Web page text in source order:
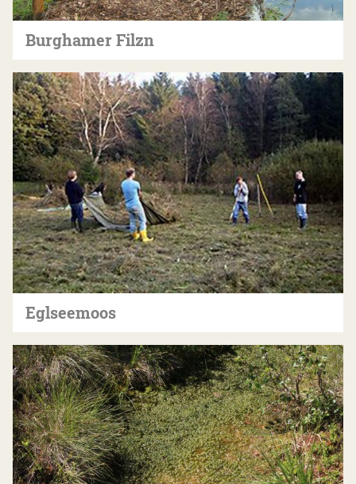
Burghamer Filzn
Eglseemoos